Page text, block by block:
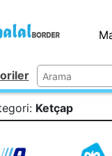
Ketçap